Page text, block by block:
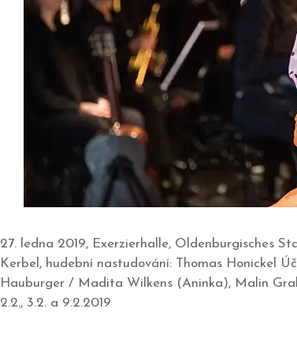
27. ledna 2019, Exerzierhalle, Oldenburgisches
Kerbel, hudební nastudování: Thomas Honickel
Hauburger / Madita Wilkens (Aninka), Malin
2.2., 3.2. a 9.2.2019